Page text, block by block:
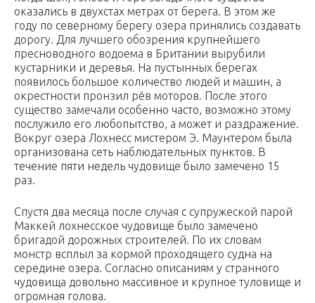
оказались в двухстах метрах от берега. В этом же
году по северному берегу озера принялись создавать
дорогу. Для лучшего обозрения крупнейшего
пресноводного водоема в Британии вырубили
кустарники и деревья. На пустынных берегах
появилось большое количество людей и машин, а
окрестности пронзил рёв моторов. После этого
существо замечали особенно часто, возможно этому
послужило его любопытство, а может и раздражение.
Вокруг озера Лохнесс мистером Э. Маунтером была
организована сеть наблюдательных пунктов. В
течение пяти недель чудовище было замечено 15
раз.
Спустя два месяца после случая с супружеской парой
Маккей лохнесское чудовище было замечено
бригадой дорожных строителей. По их словам
монстр всплыл за кормой проходящего судна на
середине озера. Согласно описаниям у странного
чудовища довольно массивное и крупное туловище и
огромная голова.